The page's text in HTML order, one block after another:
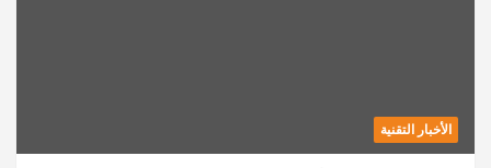
الأخبار التقنية